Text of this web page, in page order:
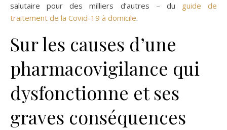
salutaire pour des milliers d’autres – du guide de
traitement de la Covid-19 à domicile.
Sur les causes d’une
pharmacovigilance qui
dysfonctionne et ses
graves conséquences